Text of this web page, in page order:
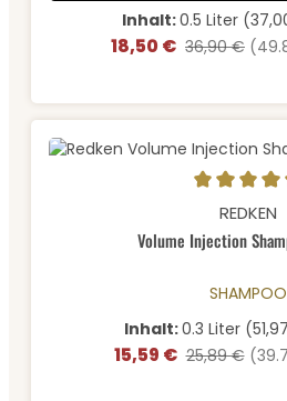
Inhalt:0.5 Liter
Verkaufspreis:
18,50 € Regulärer
36,90 €
Durchschnittliche Bewertung
REDKEN
Volume Injection
SHAMPOO
Inhalt:0.3 Liter
Verkaufspreis:
15,59 € Regulärer
25,89 €